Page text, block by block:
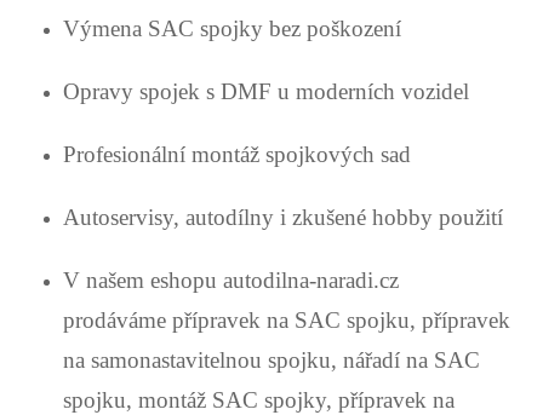
Výmena SAC spojky bez poškození
Opravy spojek s DMF u moderních vozidel
Profesionální montáž spojkových sad
Autoservisy, autodílny i zkušené hobby použití
V našem eshopu autodilna-naradi.cz
prodáváme přípravek na SAC spojku, přípravek
na samonastavitelnou spojku, nářadí na SAC
spojku, montáž SAC spojky, přípravek na